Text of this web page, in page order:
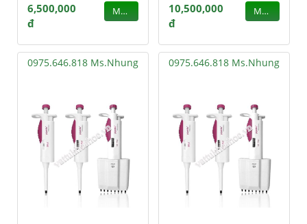
6,500,000
đ
MUA
10,500,000
đ
MUA
0975.646.818 Ms.Nhung 0975.646.818 Ms.Nhung